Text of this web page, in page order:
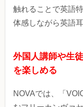
触れることで英語
体感しながら英語
外国人講師や生
を楽しめる
NOVAでは、「